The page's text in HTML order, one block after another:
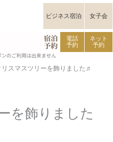
ビジネス宿泊 女子会
宿泊
予約
電話
予約
ネット
予約
のご利用は出来ません
リスマスツリーを飾りました♬
を飾りました